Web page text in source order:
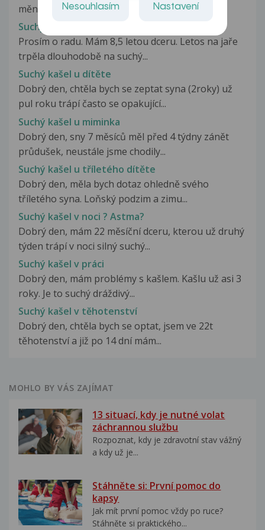
měnit léky, pry je to dobry...
Suchý kašel u dcery
Prosím o radu. Mám 8,5 letou dceru. Letos na jaře
trpěla dlouhodobě na suchý...
Suchý kašel u dítěte
Dobrý den, chtěla bych se zeptat syna (2roky) už
pul roku trápí často se opakující...
Suchý kašel u miminka
Dobrý den, sny 7 měsíců měl před 4 týdny zánět
průdušek, neustále jsme chodily...
Suchý kašel u tříletého dítěte
Dobrý den, měla bych dotaz ohledně svého
tříletého syna. Loňský podzim a zimu...
Suchý kašel v noci ? Astma?
Dobrý den, mám 22 měsíční dceru, kterou už druhý
týden trápí v noci silný suchý...
Suchý kašel v práci
Dobrý den, mám problémy s kašlem. Kašlu už asi 3
roky. Je to suchý dráždivý...
Suchý kašel v těhotenství
Dobrý den, chtěla bych se optat, jsem ve 22t
těhotenství a již po 14 dní mám...
MOHLO BY VÁS ZAJÍMAT
13 situací, kdy je nutné volat
záchrannou službu
Rozpoznat, kdy je zdravotní stav vážný
a kdy už je...
Stáhněte si: První pomoc do
kapsy
Jak mít první pomoc vždy po ruce?
Stáhněte si praktického...
Nesouhlasím Nastavení